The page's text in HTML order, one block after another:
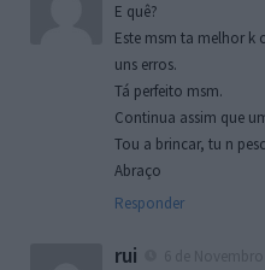
E quê?
Este msm ta melhor
uns erros.
Tá perfeito msm.
Continua assim que
Tou a brincar, tu n
Abraço
Responder
rui